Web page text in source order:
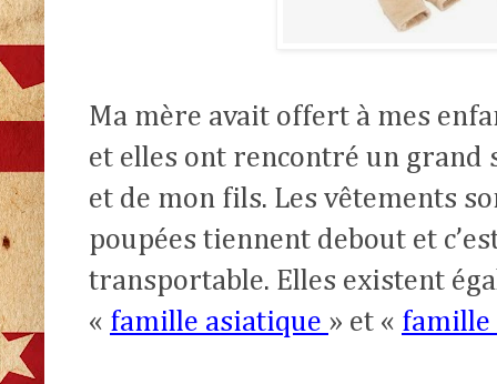
Ma mère avait offert à mes
et elles ont rencontré un grand
et de mon fils. Les vêtements
poupées tiennent debout et
transportable. Elles existent
« famille asiatique » et «